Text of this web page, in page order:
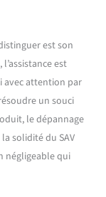
est son
est
avec attention par
un souci
le dépannage
solidité du SAV
négligeable qui